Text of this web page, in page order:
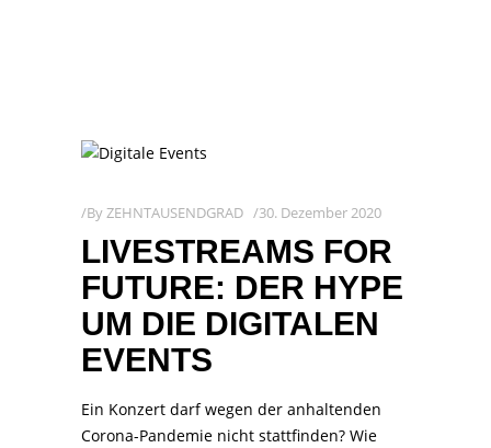
ByZEHNTAUSENDGRAD 30. Dezember 2020
LIVESTREAMS FOR
FUTURE: DER HYPE
UM DIE DIGITALEN
EVENTS
Ein Konzert darf wegen der anhaltenden
Corona-Pandemie nicht stattfinden? Wie